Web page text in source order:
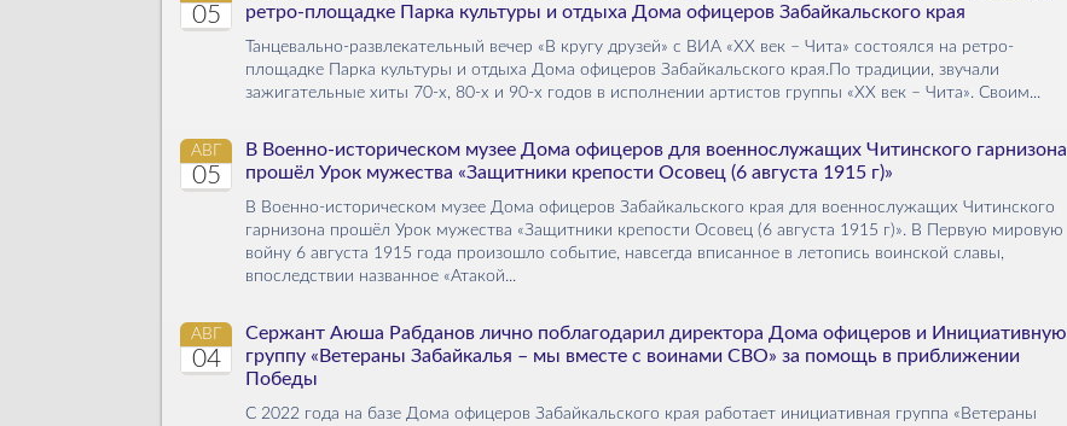
05
ретро-площадке Парка культуры и отдыха Дома офицеров Забайкальского края
Танцевально-развлекательный вечер «В кругу друзей» с ВИА «ХХ век – Чита» состоялся на ретро-
площадке Парка культуры и отдыха Дома офицеров Забайкальского края.По традиции, звучали
зажигательные хиты 70-х, 80-х и 90-х годов в исполнении артистов группы «ХХ век – Чита». Своим...
АВГ
05
В Военно-историческом музее Дома офицеров для военнослужащих Читинского гарнизона
прошёл Урок мужества «Защитники крепости Осовец (6 августа 1915 г)»
В Военно-историческом музее Дома офицеров Забайкальского края для военнослужащих Читинского
гарнизона прошёл Урок мужества «Защитники крепости Осовец (6 августа 1915 г)». В Первую мировую
войну 6 августа 1915 года произошло событие, навсегда вписанное в летопись воинской славы,
впоследствии названное «Атакой...
АВГ
04
Сержант Аюша Рабданов лично поблагодарил директора Дома офицеров и Инициативную
группу «Ветераны Забайкалья – мы вместе с воинами СВО» за помощь в приближении
Победы
С 2022 года на базе Дома офицеров Забайкальского края работает инициативная группа «Ветераны